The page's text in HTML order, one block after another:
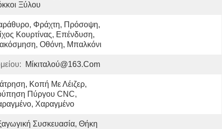
Ξύλου
Φράχτη, Πρόσοψη,
Κουρτίνας, Επένδυση,
Οθόνη, Μπαλκόνι
Μίκιταλού@163.com
Κοπή Με Λέιζερ,
Πύργου CNC,
Χαραγμένο
Συσκευασία, Θήκη